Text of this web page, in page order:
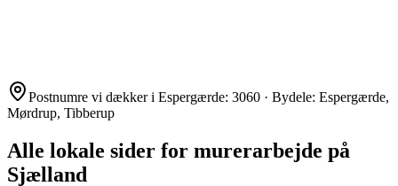
Postnumre vi dækker i Espergærde: 3060 · Bydele: Espergærde,
Mørdrup, Tibberup
Alle lokale sider for murerarbejde på
Sjælland